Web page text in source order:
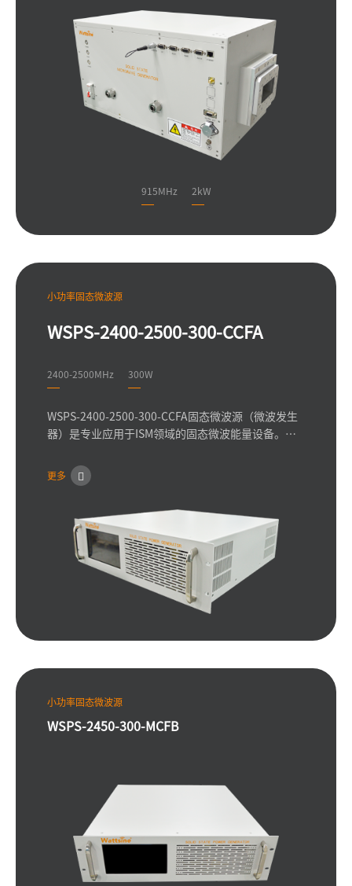
915MHz 2kW
小功率固态微波源
WSPS-2400-2500-300-CCFA
2400-2500MHz 300W
WSPS-2400-2500-300-CCFA固态微波源（微波发生
器）是专业应用于ISM领域的固态微波能量设备。可
设计，使用最新一代氯化镓或LDMOS器件，全固态方
案设计，拥有卓越的性能和可靠性。
更多
小功率固态微波源
WSPS-2450-300-MCFB